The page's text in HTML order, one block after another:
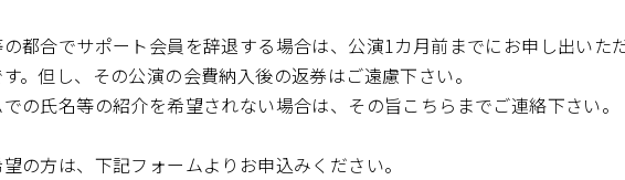
都合でサポート会員を辞退する場合は、公演1カ月前までにお申し出いた
。但し、その公演の会費納入後の返券はご遠慮下さい。
の氏名等の紹介を希望されない場合は、その旨こちらまでご連絡下さい。
の方は、下記フォームよりお申込みください。